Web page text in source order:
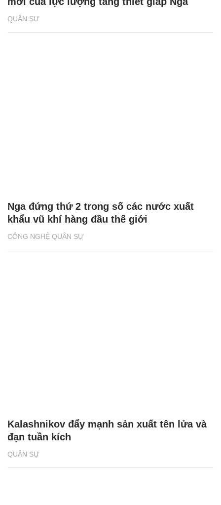
QUÂN SỰ
CÔNG NGHỆ QUÂN SỰ
Nga đứng thứ 2 trong số các nước xuất
khẩu vũ khí hàng đầu thế giới
QUÂN SỰ
Kalashnikov đẩy mạnh sản xuất tên lửa và
đạn tuần kích